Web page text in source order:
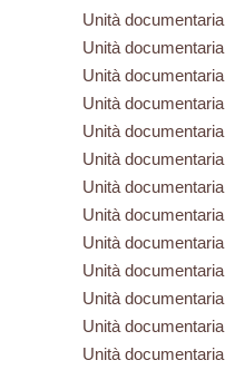
Unità documentaria
Unità documentaria
Unità documentaria
Unità documentaria
Unità documentaria
Unità documentaria
Unità documentaria
Unità documentaria
Unità documentaria
Unità documentaria
Unità documentaria
Unità documentaria
Unità documentaria